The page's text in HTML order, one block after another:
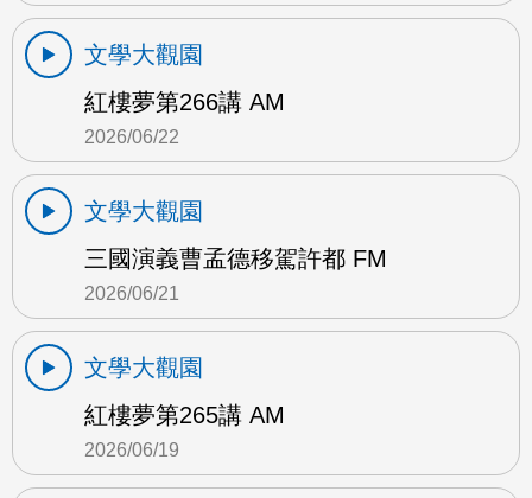
文學大觀園
紅樓夢第266講 AM
2026/06/22
文學大觀園
三國演義曹孟德移駕許都 FM
2026/06/21
文學大觀園
紅樓夢第265講 AM
2026/06/19